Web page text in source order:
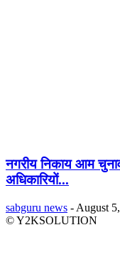
नगरीय निकाय आम
अधिकारियों...
sabguru news - August
© Y2KSOLUTION